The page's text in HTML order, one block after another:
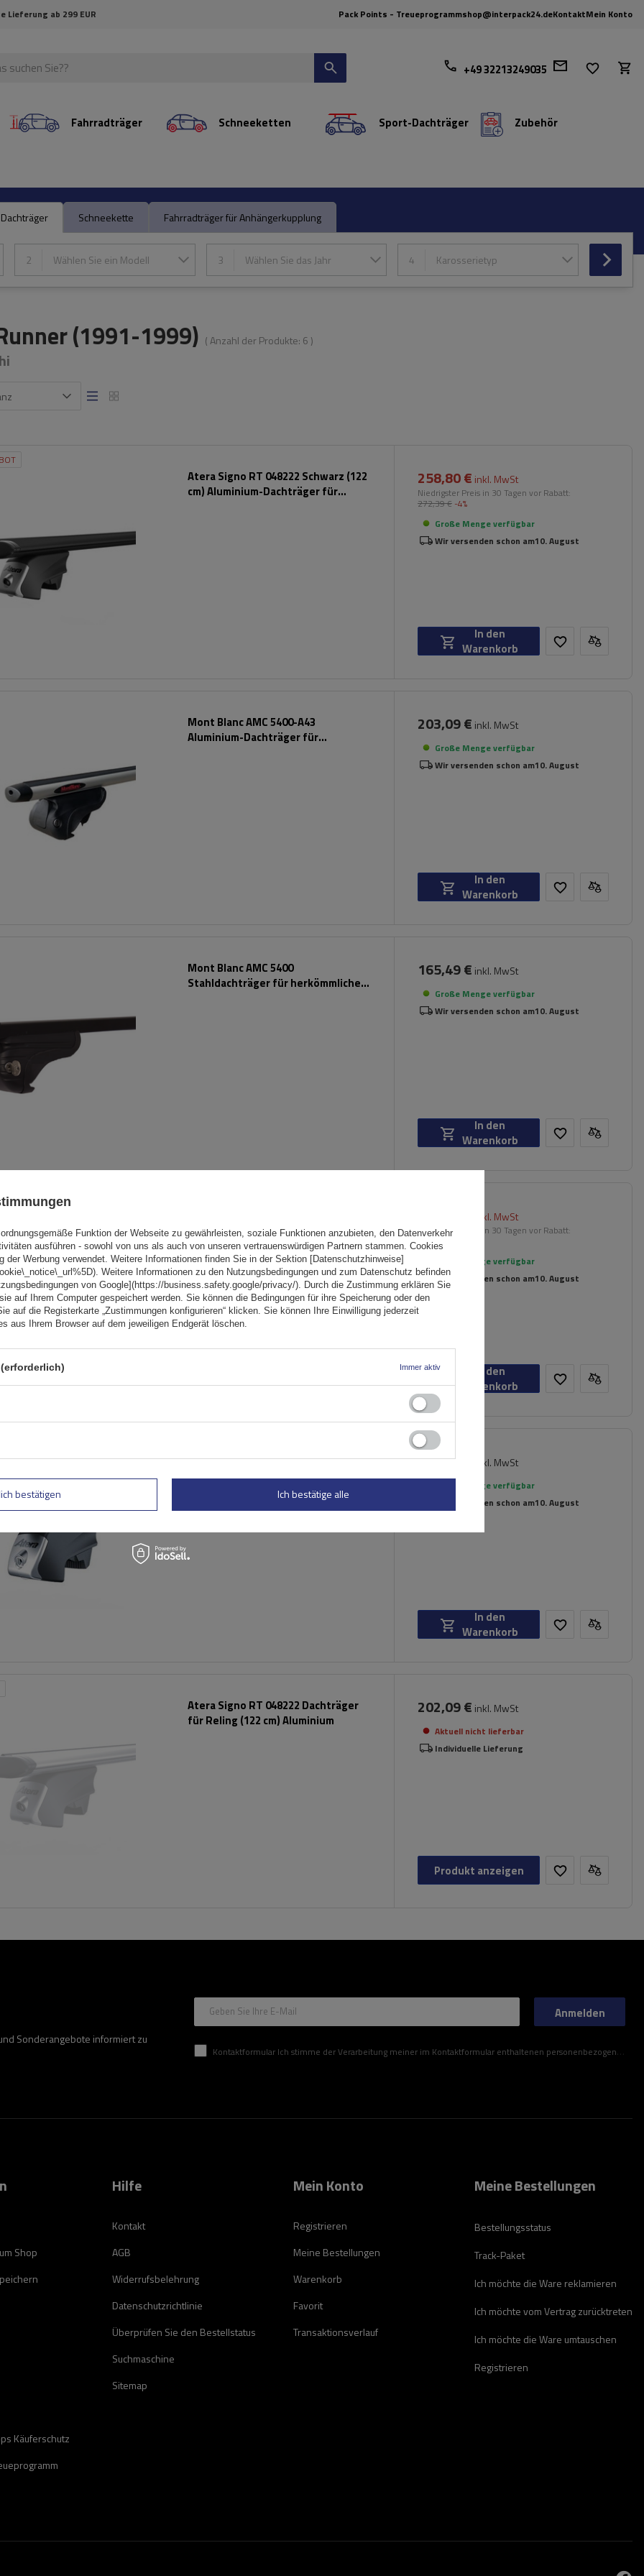
Lieferung ab 299 EUR Pack Points - Treueprogrammshop@interpack24.deKontaktMein Konto
+49 32213249035
Fahrradträger Schneeketten Sport-Dachträger Zubehör
Dachträger Schneekette Fahrradträger für Anhängerkupplung
2 Wählen Sie ein Modell 3 Wählen Sie das Jahr 4 Karosserietyp
(1991-1999) ( Anzahl der Produkte: 6 )
Atera Signo RT 048222 Schwarz (122
cm) Aluminium-Dachträger für
258,80 € inkl. MwSt
Niedrigster Preis in 30 Tagen vor Rabatt:
272,39 € -4%
Große Menge verfügbar
Wir versenden schon am10. August
In den
Warenkorb
Mont Blanc AMC 5400-A43
Aluminium-Dachträger für
203,09 € inkl. MwSt
Große Menge verfügbar
Wir versenden schon am10. August
In den
Warenkorb
Mont Blanc AMC 5400
Stahldachträger für herkömmliche
165,49 € inkl. MwSt
Große Menge verfügbar
Wir versenden schon am10. August
In den
Warenkorb
Aluminium-Dachgepäckträger für
herkömmliche Reling
inkl. MwSt
Niedrigster Preis in 30 Tagen vor Rabatt:
214,39 €
Große Menge verfügbar
Wir versenden schon am10. August
In den
Warenkorb
Atera RT 048422 Grundgestell (122
cm) Stahl für Geländer
145,79 € inkl. MwSt
Große Menge verfügbar
Wir versenden schon am10. August
In den
Warenkorb
Atera Signo RT 048222 Dachträger
für Reling (122 cm) Aluminium
202,09 € inkl. MwSt
Aktuell nicht lieferbar
Individuelle Lieferung
Produkt anzeigen
Sonderangebote informiert zu
Geben Sie Ihre E-Mail
Kontaktformular Ich stimme der Verarbeitung meiner im Kontaktformular enthaltenen personenbezogenen Daten gemäß der Verordnung (EU) des Europäischen Parlaments und des Rates zu.
Anmelden
Shop
Käuferschutz
Hilfe
Kontakt
AGB
Widerrufsbelehrung
Datenschutzrichtlinie
Überprüfen Sie den Bestellstatus
Suchmaschine
Sitemap
Mein Konto
Registrieren
Meine Bestellungen
Warenkorb
Favorit
Transaktionsverlauf
Meine Bestellungen
Bestellungsstatus
Track-Paket
Ich möchte die Ware reklamieren
Ich möchte vom Vertrag zurücktreten
Ich möchte die Ware umtauschen
Registrieren
Funktion der Webseite zu gewährleisten, soziale Funktionen anzubieten, den Datenverkehr
ausführen - sowohl von uns als auch von unseren vertrauenswürdigen Partnern stammen. Cookies
der Werbung verwendet. Weitere Informationen finden Sie in der Sektion [Datenschutzhinweise]
Weitere Informationen zu den Nutzungsbedingungen und zum Datenschutz befinden
von Google](https://business.safety.google/privacy/). Durch die Zustimmung erklären Sie
auf Ihrem Computer gespeichert werden. Sie können die Bedingungen für ihre Speicherung oder den
auf die Registerkarte „Zustimmungen konfigurieren“ klicken. Sie können Ihre Einwilligung jederzeit
aus Ihrem Browser auf dem jeweiligen Endgerät löschen.
Immer aktiv
bestätigen Ich bestätige alle